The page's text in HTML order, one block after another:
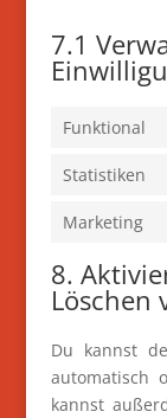
7.1
Funktional
Statistiken
Marketing
8.
Löschen
Du kannst
automatisch
kannst